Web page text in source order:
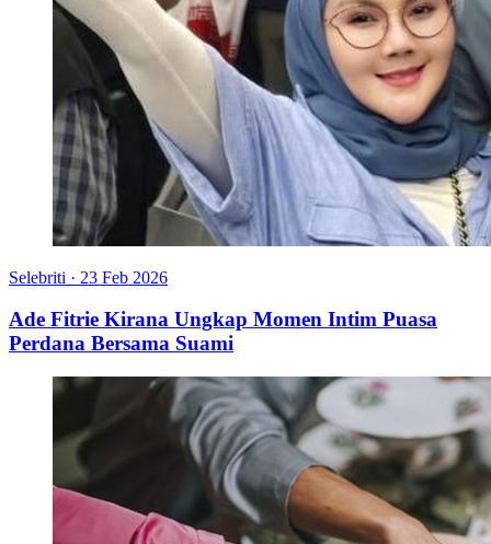
Selebriti · 23 Feb 2026
Ade Fitrie Kirana Ungkap Momen Intim Puasa
Perdana Bersama Suami